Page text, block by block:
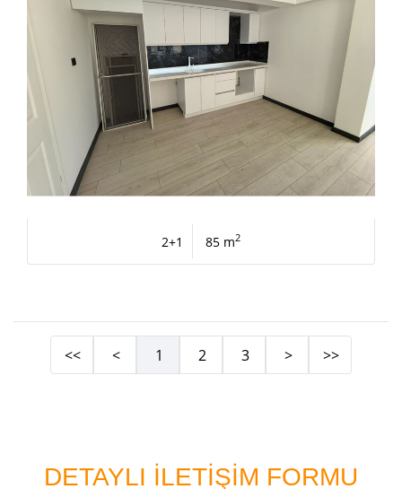
2+1 85 m2
<< < 1 2 3 > >>
DETAYLI İLETİŞİM FORMU